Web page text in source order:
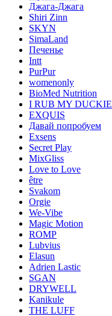
Джага-Джага
Shiri Zinn
SKYN
SimaLand
Печенье
Intt
PurPur
womenonly
BioMed Nutrition
I RUB MY DUCKIE
EXQUIS
Давай попробуем
Exsens
Secret Play
MixGliss
Love to Love
être
Svakom
Orgie
We-Vibe
Magic Motion
ROMP
Lubvius
Elasun
Adrien Lastic
SGAN
DRYWELL
Kanikule
THE LUFF